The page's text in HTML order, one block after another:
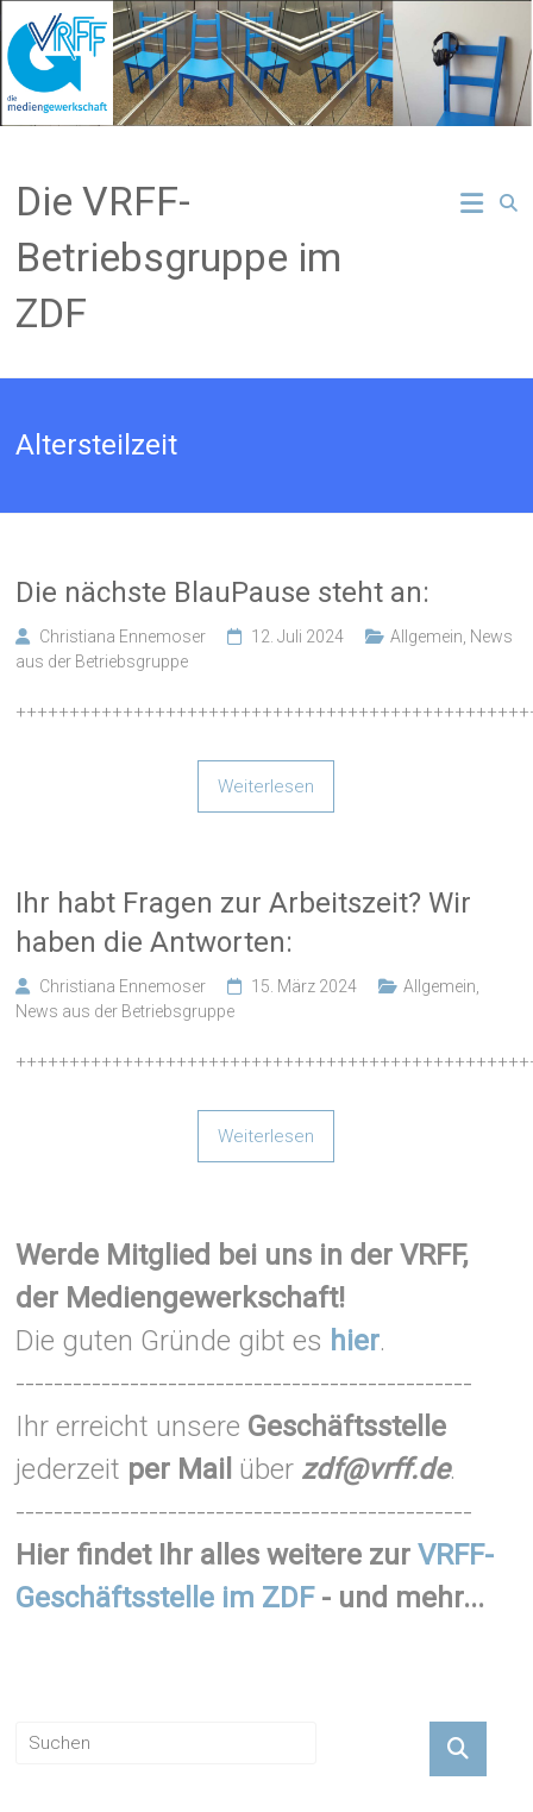
Inhalt
springen
Die VRFF-
Betriebsgruppe im
ZDF
Altersteilzeit
Die nächste BlauPause steht an:
Christiana Ennemoser 12. Juli 2024 Allgemein News
aus der Betriebsgruppe
Weiterlesen
Ihr habt Fragen zur Arbeitszeit? Wir
haben die Antworten:
Christiana Ennemoser 15. März 2024 Allgemein
News aus der Betriebsgruppe
Weiterlesen
Werde Mitglied bei uns in der VRFF,
der Mediengewerkschaft!
Die guten Gründe gibt es hier.
------------------------------------------------
Ihr erreicht unsere Geschäftsstelle
jederzeit per Mail über zdf@vrff.de.
------------------------------------------------
Hier findet Ihr alles weitere zurVRFF-
Geschäftsstelle im ZDF- und mehr...